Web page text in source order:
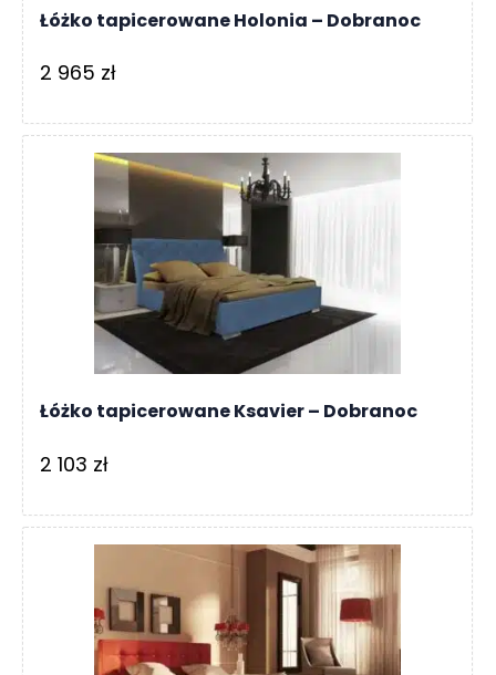
Łóżko tapicerowane Holonia – Dobranoc
2 965 zł
Łóżko tapicerowane Ksavier – Dobranoc
2 103 zł